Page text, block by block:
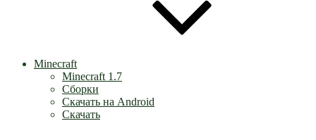
Minecraft
Minecraft 1.7
Сборки
Скачать на Android
Скачать